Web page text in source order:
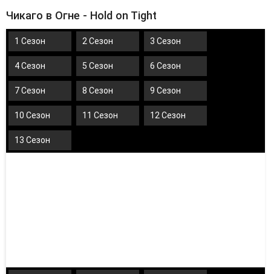
Чикаго в Огне - Hold on Tight
1 Сезон 2 Сезон 3 Сезон
4 Сезон 5 Сезон 6 Сезон
7 Сезон 8 Сезон 9 Сезон
10 Сезон 11 Сезон 12 Сезон
13 Сезон